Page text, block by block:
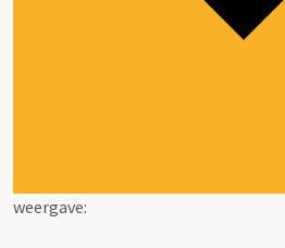
weergave: